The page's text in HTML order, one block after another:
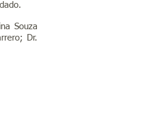
Souza
Dr.